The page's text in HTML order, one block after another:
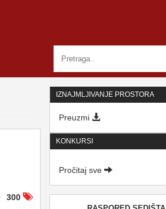
300
IZNAJMLJIVANJE PROSTORA
Preuzmi
KONKURSI
Pročitaj sve